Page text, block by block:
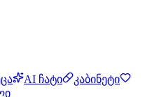
AI ჩატი
კაბინეტი